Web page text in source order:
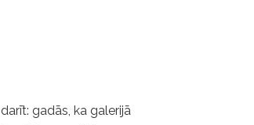
gadās, ka galerijā